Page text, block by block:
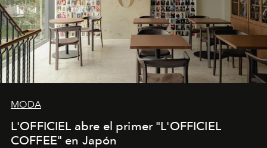
MODA
L'OFFICIEL abre el primer "L'OFFICIEL
COFFEE" en Japón